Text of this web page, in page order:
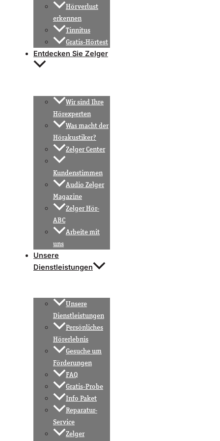
Hörverlust
erkennen
Tinnitus
Gratis-Hörtest
Entdecken Sie Zelger
Wir sind Ihre
Hörexperten
Was macht der
Hörakustiker?
Zelger Center
Kundenstimmen
Audio Zelger
Magazine
Zelger Hör-
ABC
Arbeite mit
uns
Unsere
Dienstleistungen
Unsere
Dienstleistungen
Persönliches
Hörerlebnis
Gesuche um
Förderungen
FAQ
Gratis-Probe
Info Paket
Reparatur-
Service
Zelger